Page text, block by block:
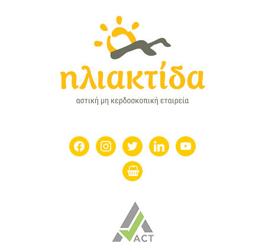
facebookinstagramtwitter linkedin youtube
shopping-
basket